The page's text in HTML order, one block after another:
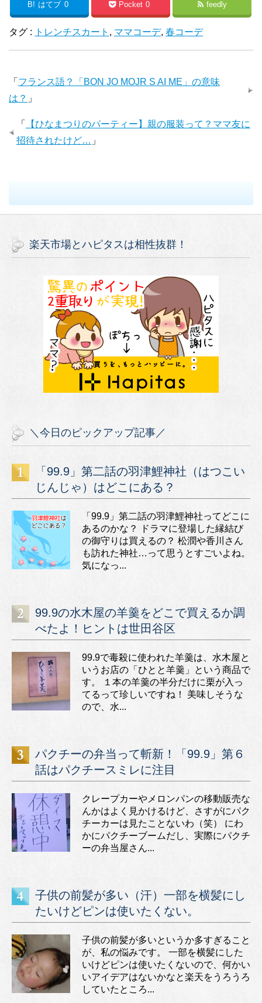
B! はてブ 0 Pocket 0 feedly
タグ : トレンチスカート , ママコーデ, 春コーデ
「 フランス語？「BON JO MOJR S AI ME」の意味
は？ 」
「
【ひなまつりのパーティー】親の服装って？ママ友に
招待されたけど… 」
楽天市場とハピタスは相性抜群！
＼今日のピックアップ記事／
「99.9」第二話の羽津鯉神社（はつこい
じんじゃ）はどこにある？
「99.9」第二話の羽津鯉神社ってどこに
あるのかな？ ドラマに登場した縁結び
の御守りは買えるの？ 松潤や香川さん
も訪れた神社…って思うとすごいよね。
気になっ...
99.9の水木屋の羊羹をどこで買えるか調
べたよ！ヒントは世田谷区
99.9で毒殺に使われた羊羹は、水木屋と
いうお店の「ひとと羊羹」という商品で
す。 １本の羊羹の半分だけに栗が入っ
てるって珍しいですね！ 美味しそうな
ので、水...
パクチーの弁当って斬新！「99.9」第６
話はパクチースミレに注目
クレープカーやメロンパンの移動販売な
んかはよく見かけるけど、さすがにパク
チーカーは見たことないわ（笑） にわ
かにパクチーブームだし、実際にパクチ
ーの弁当屋さん...
子供の前髪が多い（汗）一部を横髪にし
たいけどピンは使いたくない。
子供の前髪が多いというか多すぎること
が、私の悩みです。 一部を横髪にした
いけどピンは使いたくないので、何かい
いアイデアはないかなと楽天をうろうろ
していたところ...